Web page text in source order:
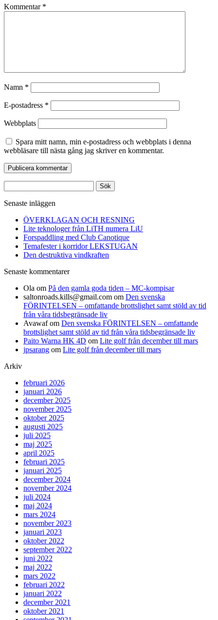
Kommentar *
Namn *
E-postadress *
Webbplats
Spara mitt namn, min e-postadress och webbplats i denna
webbläsare till nästa gång jag skriver en kommentar.
efter:
Senaste inläggen
ÖVERKLAGAN OCH RESNING
Lite teknologer från LiTH numera LiU
Forspaddling med Club Canotique
Temafester i korridor LEKSTUGAN
Den destruktiva vindkraften
Senaste kommentarer
Ola om På den gamla goda tiden – MC-kompisar
saltonroads.kills@gmail.com om Den svenska
FÖRINTELSEN – omfattande brottslighet samt stöld av tid
från våra tidsbegränsade liv
Avawafom Den svenska FÖRINTELSEN – omfattande
brottslighet samt stöld av tid från våra tidsbegränsade liv
Paito Warna HK 4D om Lite golf från december till mars
jpsarang om Lite golf från december till mars
Arkiv
februari 2026
januari 2026
december 2025
november 2025
oktober 2025
augusti 2025
juli 2025
maj 2025
april 2025
februari 2025
januari 2025
december 2024
november 2024
juli 2024
maj 2024
mars 2024
november 2023
januari 2023
oktober 2022
september 2022
juni 2022
maj 2022
mars 2022
februari 2022
januari 2022
december 2021
oktober 2021